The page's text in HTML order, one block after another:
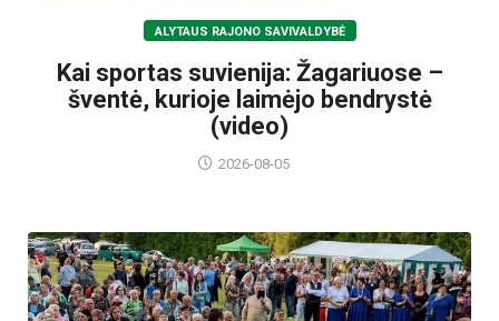
ALYTAUS RAJONO SAVIVALDYBĖ
Kai sportas suvienija: Žagariuose –
šventė, kurioje laimėjo bendrystė
(video)
2026-08-05